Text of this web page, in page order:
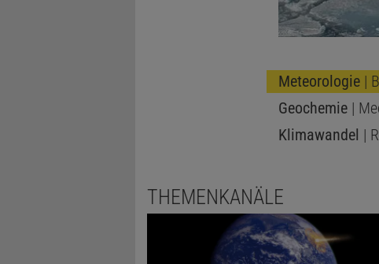
Meteorologie|
Geochemie|
Klimawandel |
THEMENKANÄLE